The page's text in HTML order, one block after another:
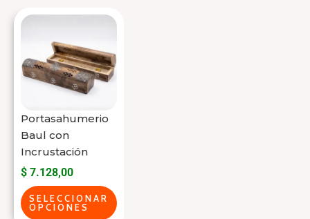
Portasahumerio
Baul con
Incrustación
$ 7.128,00
SELECCIONAR
OPCIONES
Este
tiene
varias
variantes.
Las
opciones
se
pueden
elegir
en